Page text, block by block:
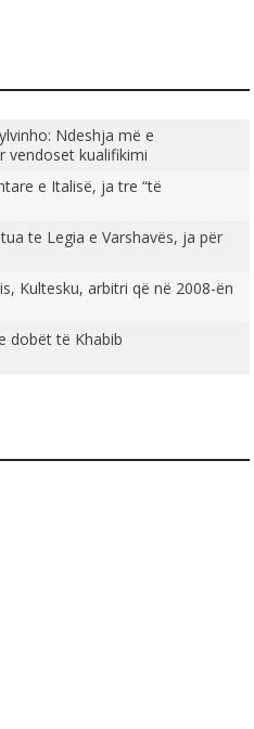
Ndeshja më e
vendoset kualifikimi
e Italisë, ja tre “të
te Legia e Varshavës, ja për
Kultesku, arbitri që në 2008-ën
dobët të Khabib